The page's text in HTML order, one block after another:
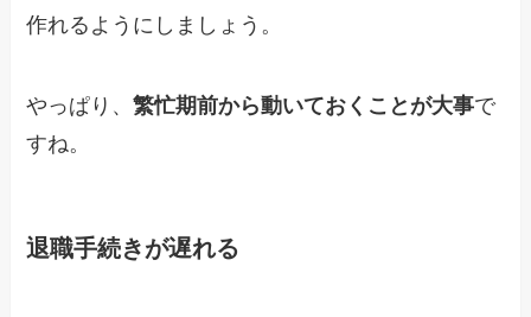
作れるようにしましょう。
やっぱり、繁忙期前から動いておくことが大事で
すね。
退職手続きが遅れる